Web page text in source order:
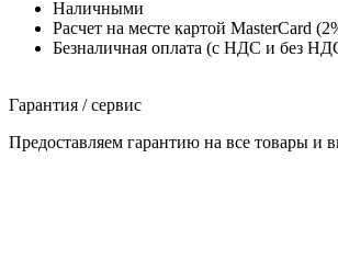
Наличными
Расчет на месте картой MasterCard
Безналичная оплата (с НДС и без
Гарантия / сервис
Предоставляем гарантию на все товары и